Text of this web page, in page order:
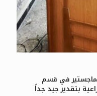
في قسم
بتقدير جيد جداً